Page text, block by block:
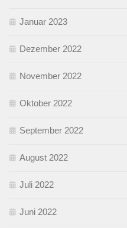
Januar 2023
Dezember 2022
November 2022
Oktober 2022
September 2022
August 2022
Juli 2022
Juni 2022